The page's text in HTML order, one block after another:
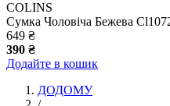
COLINS
Сумка Чоловіча Бежева
649 ₴
390 ₴
Додайте в кошик
ДОДОМУ